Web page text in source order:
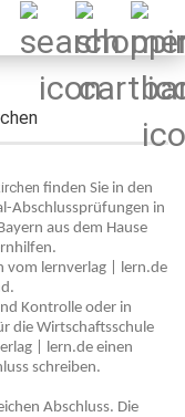
finden Sie in den
Abschlussprüfungen in
aus dem Hause
vom lernverlag | lern.de
Kontrolle oder in
die Wirtschaftsschule
| lern.de einen
schreiben.
Abschluss. Die